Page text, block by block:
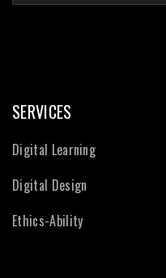
SERVICES
Digital Learning
Digital Design
Ethics-Ability